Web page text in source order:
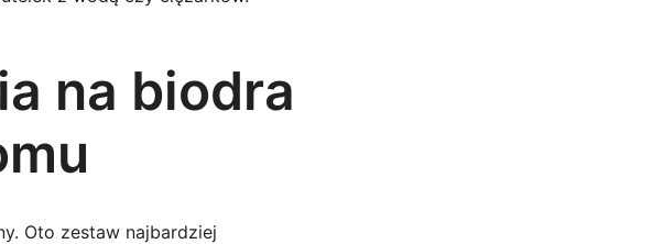
na biodra
Oto zestaw najbardziej